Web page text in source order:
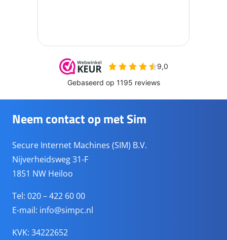
Neem contact op met Sim
Secure Internet Machines (SIM) B.V.
Nijverheidsweg 31-F
1851 NW Heiloo
Tel: 020 – 422 60 00
E-mail: info@simpc.nl
KVK: 34222652